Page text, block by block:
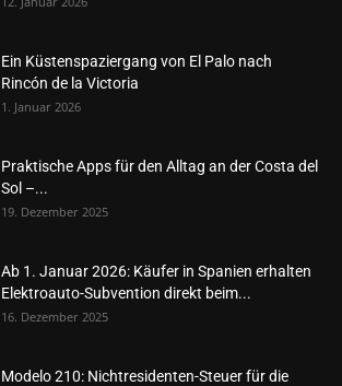
Ein Küstenspaziergang von El Palo nach
Rincón de la Victoria
1. Januar 2026
Praktische Apps für den Alltag an der Costa del
Sol –...
19. Dezember 2025
Ab 1. Januar 2026: Käufer in Spanien erhalten
Elektroauto-Subvention direkt beim...
16. Dezember 2025
Modelo 210: Nichtresidenten-Steuer für die